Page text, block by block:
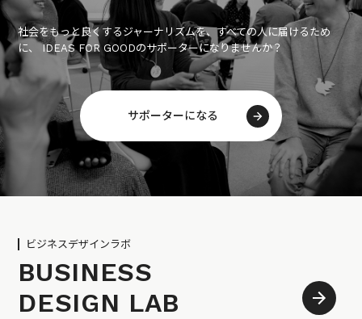
社会をもっと良くするジャーナリズムを、すべての人に届けるため
に、 IDEAS FOR GOODのサポーターになりませんか？
サポーターになる
ビジネスデザインラボ
BUSINESS
DESIGN LAB